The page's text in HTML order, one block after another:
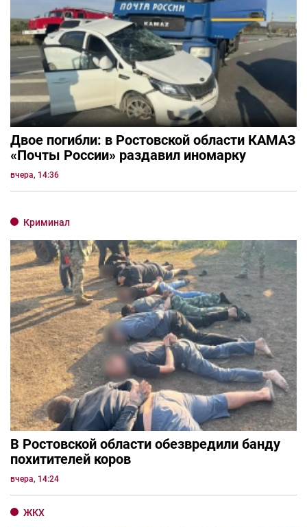
Двое погибли: в Ростовской области КАМАЗ
«Почты России» раздавил иномарку
вчера, 14:36
Криминал
В Ростовской области обезвредили банду
похитителей коров
вчера, 14:24
ЖКХ